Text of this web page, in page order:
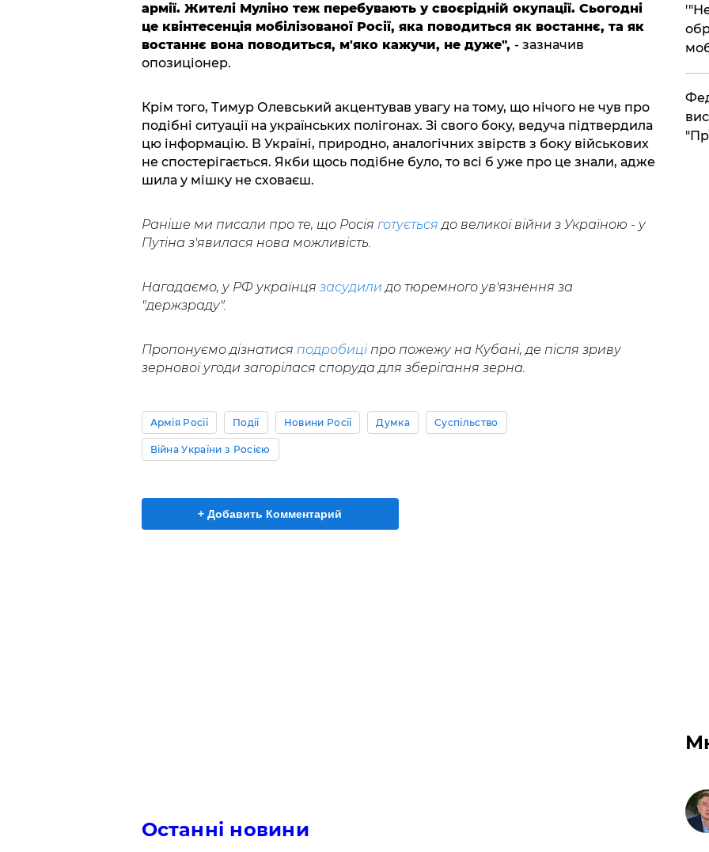
армії. Жителі Муліно теж перебувають у своєрідній окупації. Сьогодні
це квінтесенція мобілізованої Росії, яка поводиться як востаннє, та як
востаннє вона поводиться, м'яко кажучи, не дуже", - зазначив
опозиціонер.
Крім того, Тимур Олевський акцентував увагу на тому, що нічого не чув про
подібні ситуації на українських полігонах. Зі свого боку, ведуча підтвердила
цю інформацію. В Україні, природно, аналогічних звірств з боку військових
не спостерігається. Якби щось подібне було, то всі б уже про це знали, адже
шила у мішку не сховаєш.
Раніше ми писали про те, що Росія готуєтьсядо великої війни з Україною - у
Путіна з'явилася нова можливість.
Нагадаємо, у РФ українця засудили до тюремного ув'язнення за
"держзраду".
Пропонуємо дізнатися подробиці про пожежу на Кубані, де після зриву
зернової угоди загорілася споруда для зберігання зерна.
Армія Росії Події Новини Росії Думка Суспільство
Війна України з Росією
+ Добавить Комментарий
Останні новини